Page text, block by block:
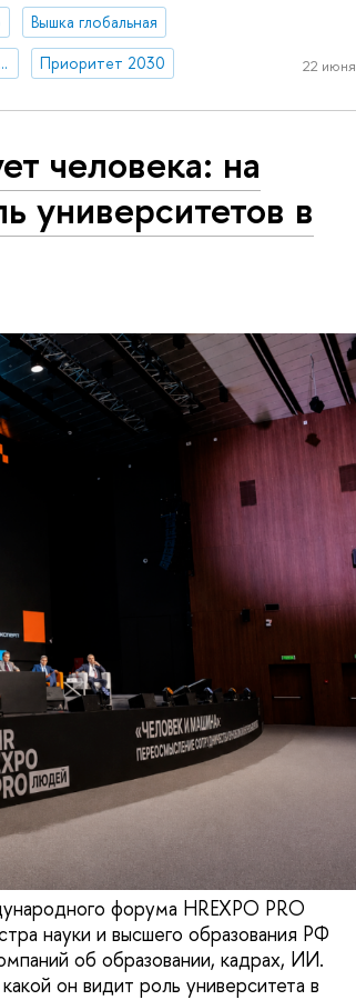
Вышка глобальная
Международное академическое сотрудничество Приоритет 2030 22 июня
человека: на
университетов в
форума HREXPO PRO
науки и высшего образования РФ
об образовании, кадрах, ИИ.
он видит роль университета в